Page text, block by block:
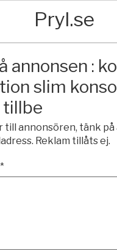
Pryl.se
annonsen :
slim
till annonsören, tänk på
Reklam tillåts ej.